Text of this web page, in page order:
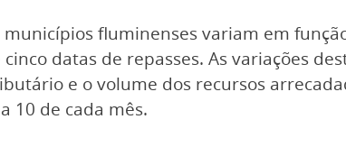
fluminenses variam em
datas de repasses. As variações
e o volume dos recursos
10 de cada mês.